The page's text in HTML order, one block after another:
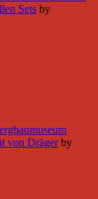
Sets by
von Dräger by